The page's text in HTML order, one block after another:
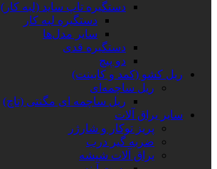
دستگیره تاپ ساید (لبه کار)
دستگیره لبه کار
سایر مدل‌ها
دستگیره قدی
دو پیچ
ریل کشو (کمد و کابینت)
ریل ساچمه‌ای
ریل ساچمه ای مگنتی (تاچ)
سایر یراق آلات
پریز توکار و شارژر
ضربه گیر درب
یراق آلات شیشه